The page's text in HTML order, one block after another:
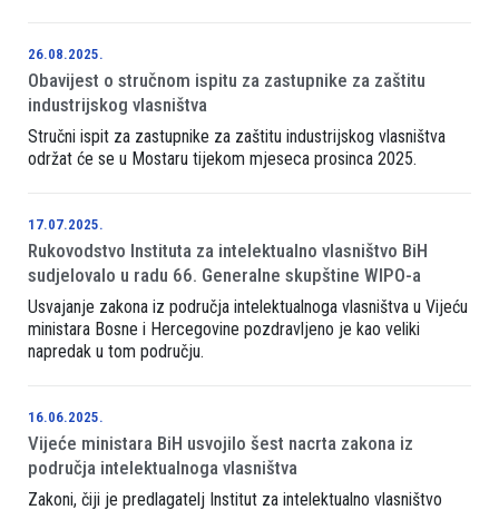
26.08.2025.
Obavijest o stručnom ispitu za zastupnike za zaštitu
industrijskog vlasništva
Stručni ispit za zastupnike za zaštitu industrijskog vlasništva
održat će se u Mostaru tijekom mjeseca prosinca 2025.
17.07.2025.
Rukovodstvo Instituta za intelektualno vlasništvo BiH
sudjelovalo u radu 66. Generalne skupštine WIPO-a
Usvajanje zakona iz područja intelektualnoga vlasništva u Vijeću
ministara Bosne i Hercegovine pozdravljeno je kao veliki
napredak u tom području.
16.06.2025.
Vijeće ministara BiH usvojilo šest nacrta zakona iz
područja intelektualnoga vlasništva
Zakoni, čiji je predlagatelj Institut za intelektualno vlasništvo